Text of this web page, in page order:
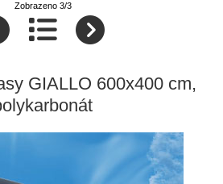
Zobrazeno 3/3
GIALLO 600x400 cm,